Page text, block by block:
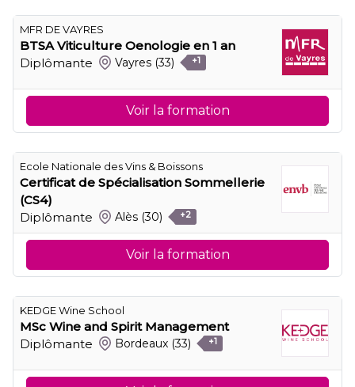
MFR DE VAYRES
BTSA Viticulture Oenologie en 1 an
Diplômante
Vayres (33) +1
Voir la formation
Ecole Nationale des Vins & Boissons
Certificat de Spécialisation Sommellerie
(CS4)
Diplômante
Alès (30) +2
Voir la formation
KEDGE Wine School
MSc Wine and Spirit Management
Diplômante
Bordeaux (33) +1